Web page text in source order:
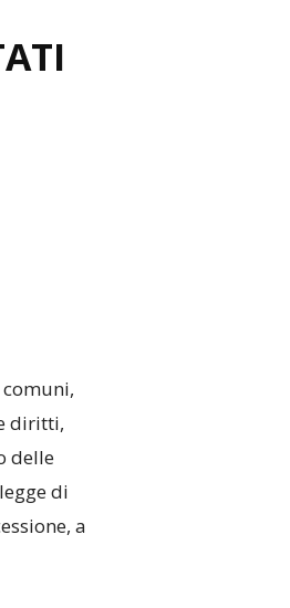
diritti,
delle
di
a